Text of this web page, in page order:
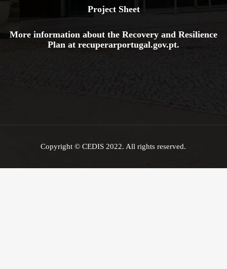
Project Sheet
More information about the Recovery and Resilience
Plan at recuperarportugal.gov.pt.
Copyright © CEDIS 2022. All rights reserved.